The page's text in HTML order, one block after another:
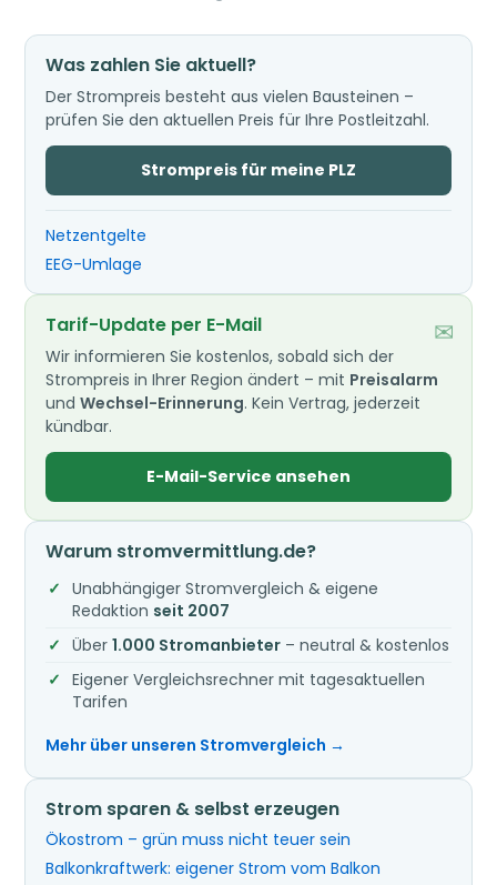
Was zahlen Sie aktuell?
Der Strompreis besteht aus vielen Bausteinen –
prüfen Sie den aktuellen Preis für Ihre Postleitzahl.
Strompreis für meine PLZ
Netzentgelte
EEG-Umlage
✉
Tarif-Update per E-Mail
Wir informieren Sie kostenlos, sobald sich der
Strompreis in Ihrer Region ändert – mit Preisalarm
undWechsel-Erinnerung. Kein Vertrag, jederzeit
kündbar.
E-Mail-Service ansehen
Warum stromvermittlung.de?
Unabhängiger Stromvergleich & eigene
Redaktion seit 2007
Über1.000 Stromanbieter – neutral & kostenlos
Eigener Vergleichsrechner mit tagesaktuellen
Tarifen
Mehr über unseren Stromvergleich →
Strom sparen & selbst erzeugen
Ökostrom – grün muss nicht teuer sein
Balkonkraftwerk: eigener Strom vom Balkon